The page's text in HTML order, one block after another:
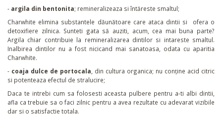
- argila din bentonita; remineralizeaza si întăreste smaltul;
Charwhite elimina substantele dăunătoare care ataca dintii si ofera o
detoxifiere zilnica. Sunteti gata să auziti, acum, cea mai buna parte?
Argila chiar contribuie la remineralizarea dintilor si intareste smaltul.
Inalbirea dintilor nu a fost nicicand mai sanatoasa, odata cu aparitia
Charwhite.
- coaja dulce de portocala, din cultura organica; nu conţine acid citric
si potenteaza efectul de stralucire;
Daca te intrebi cum sa folosesti aceasta pulbere pentru a-ti albi dintii,
afla ca trebuie sa o faci zilnic pentru a avea rezultate cu adevarat vizibile
dar si o satisfactie totala.